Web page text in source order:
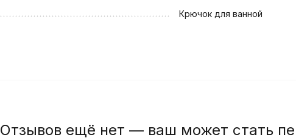
Крючок для ванной
Отзывов ещё нет — ваш может стать